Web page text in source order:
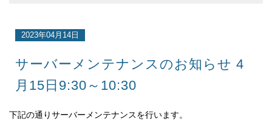
2023年04月14日
サーバーメンテナンスのお知らせ 4
月15日9:30～10:30
下記の通りサーバーメンテナンスを行います。